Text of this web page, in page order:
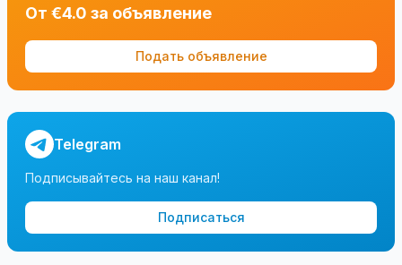
От €4.0 за объявление
Подать объявление
Telegram
Подписывайтесь на наш канал!
Подписаться